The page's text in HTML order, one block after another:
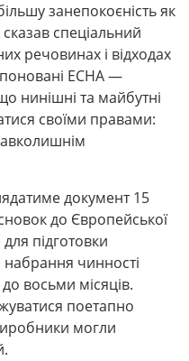
занепокоєність як
спеціальний
речовинах і відходах
ECHA —
нинішні та майбутні
своїми правами:
документ 15
до Європейської
для підготовки
чинності
восьми місяців.
поетапно
могли